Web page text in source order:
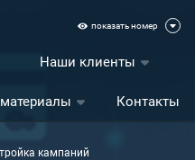
показать номер
Наши клиенты
Контакты
кампаний